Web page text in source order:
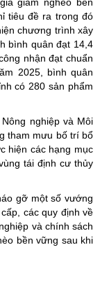
tiêu đề ra trong đó
chương trình xây
bình quân đạt 14,4
nhận đạt chuẩn
2025, bình quân
có 280 sản phẩm
nghiệp và Môi
tham mưu bố trí bổ
hiện các hạng mục
tái định cư thủy
gỡ một số vướng
các quy định về
và chính sách
bền vững sau khi